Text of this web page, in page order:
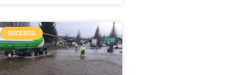
SUCESOS